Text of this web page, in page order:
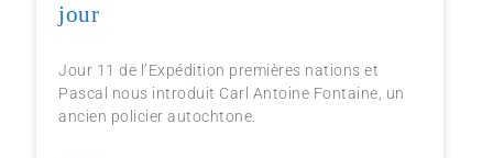
jour
Jour 11 de l’Expédition premières nations et
Pascal nous introduit Carl Antoine Fontaine, un
ancien policier autochtone.